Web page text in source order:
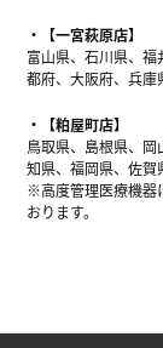
【一宮萩原店】
富山県、石川県、
都府、大阪府、兵
【粕屋町店】
鳥取県、島根県、
知県、福岡県、佐
※高度管理医療機器
おります。